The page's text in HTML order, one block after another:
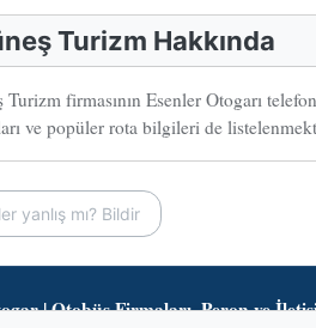
Turizm Hakkında
Turizm firmasının Esenler Otogarı
ve popüler rota bilgileri de
yanlış mı? Bildir
| Otobüs Firmaları, Peron ve